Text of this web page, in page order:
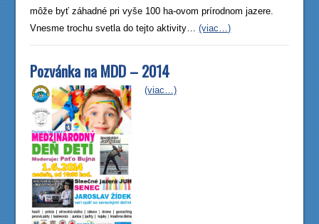
môže byť záhadné pri vyše 100 ha-ovom prírodnom jazere.
Vnesme trochu svetla do tejto aktivity…(viac…)
Pozvánka na MDD – 2014
(viac…)